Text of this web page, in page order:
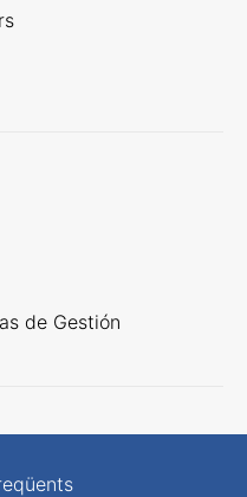
de Gestión